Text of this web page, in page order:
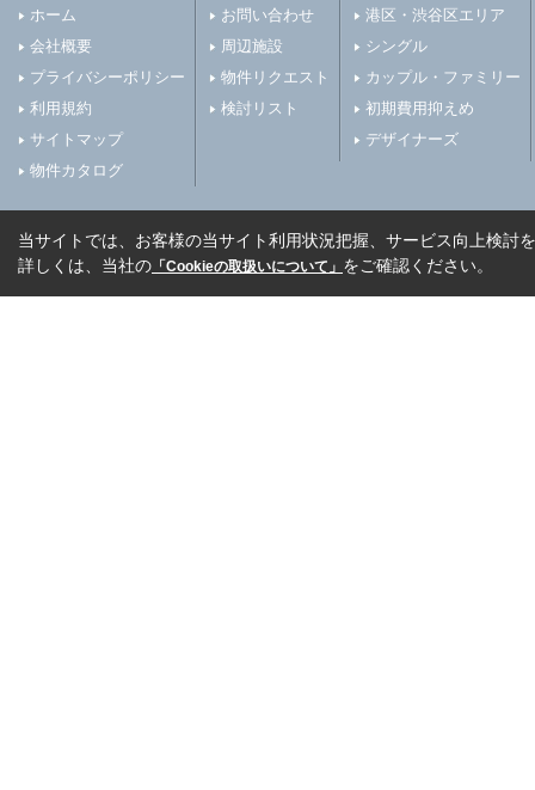
ホーム
会社概要
プライバシーポリシー
利用規約
サイトマップ
物件カタログ
お問い合わせ
周辺施設
物件リクエスト
検討リスト
港区・渋谷区エリア
シングル
カップル・ファミリー
初期費用抑えめ
デザイナーズ
当サイトでは、お客様の当サイト利用状況把握、サービス向上検討
詳しくは、当社の 「Cookieの取扱いについて」 をご確認ください。